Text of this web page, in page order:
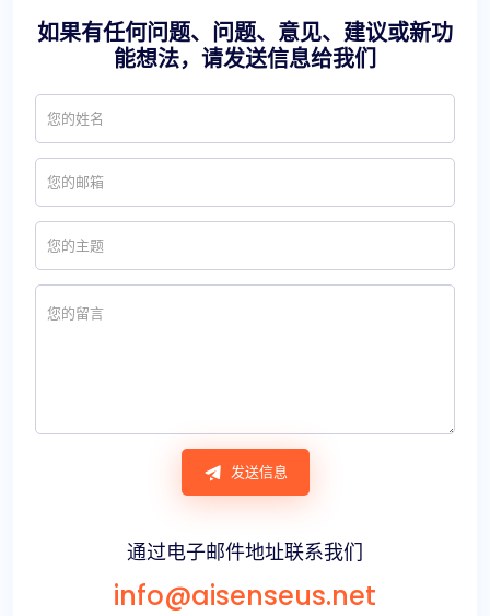
如果有任何问题、问题、意见、建议或新功
能想法，请发送信息给我们
发送信息
通过电子邮件地址联系我们
info@aisenseus.net